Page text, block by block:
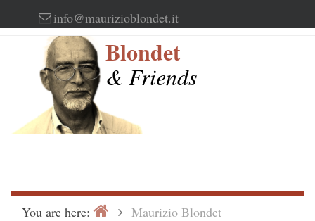
to
info@maurizioblondet.it
Blondet
& Friends
You are here: HomeMaurizio Blondet